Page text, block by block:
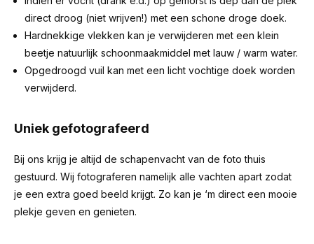
direct droog (niet wrijven!) met een schone droge doek.
Hardnekkige vlekken kan je verwijderen met een klein
beetje natuurlijk schoonmaakmiddel met lauw / warm water.
Opgedroogd vuil kan met een licht vochtige doek worden
verwijderd.
Uniek gefotografeerd
Bij ons krijg je altijd de schapenvacht van de foto thuis
gestuurd. Wij fotograferen namelijk alle vachten apart zodat
je een extra goed beeld krijgt. Zo kan je ‘m direct een mooie
plekje geven en genieten.